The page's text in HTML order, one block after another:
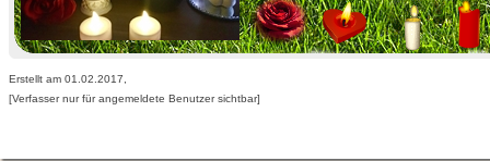
Erstellt am 01.02.2017,
[Verfasser nur für angemeldete Benutzer sichtbar]